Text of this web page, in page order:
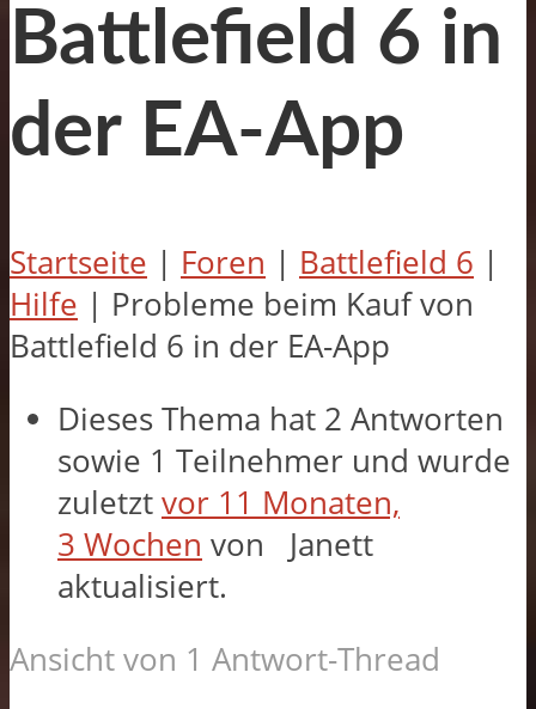
Battlefield 6 in
der EA-App
Startseite | Foren | Battlefield 6 |
Hilfe | Probleme beim Kauf von
Battlefield 6 in der EA-App
Dieses Thema hat 2 Antworten
sowie 1 Teilnehmer und wurde
zuletzt vor 11 Monaten,
3 Wochen von
Janett
aktualisiert.
Ansicht von 1 Antwort-Thread